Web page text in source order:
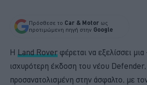
Πρόσθεσε το Car & Motor ως
προτιμώμενη πηγή στην Google
Η Land Rover φέρεται να εξελίσσει
ισχυρότερη έκδοση του νέου Defender,
προσανατολισμένη στην άσφαλτο, με